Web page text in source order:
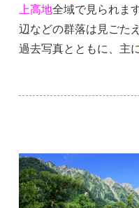
上高地全域で見られま
辺などの群落は見ごた
過去写真とともに、主